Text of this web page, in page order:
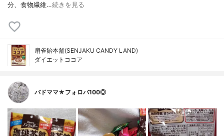
分、食物繊維…続きを見る
扇雀飴本舗(SENJAKU CANDY LAND)
ダイエットココア
バドママ★フォロバ100◎